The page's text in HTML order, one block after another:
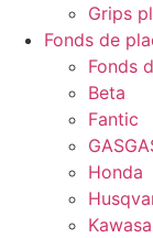
Grips
Fonds de
Fonds
Beta
Fantic
Honda